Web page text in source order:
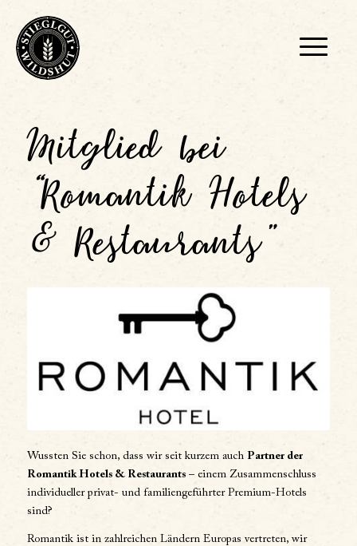
Mitglied bei
“Romantik Hotels
&Restaurants”
Wussten Sie schon, dass wir seit kurzem auch Partner der
Romantik Hotels & Restaurants– einem Zusammenschluss
individueller privat- und familiengeführter Premium-Hotels
sind?
Romantik ist in zahlreichen Ländern Europas vertreten, wir